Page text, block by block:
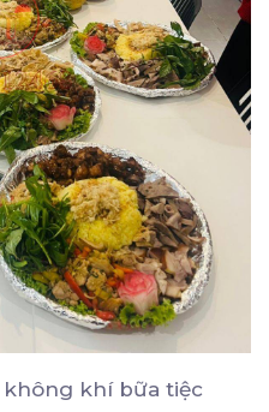
khí bữa tiệc